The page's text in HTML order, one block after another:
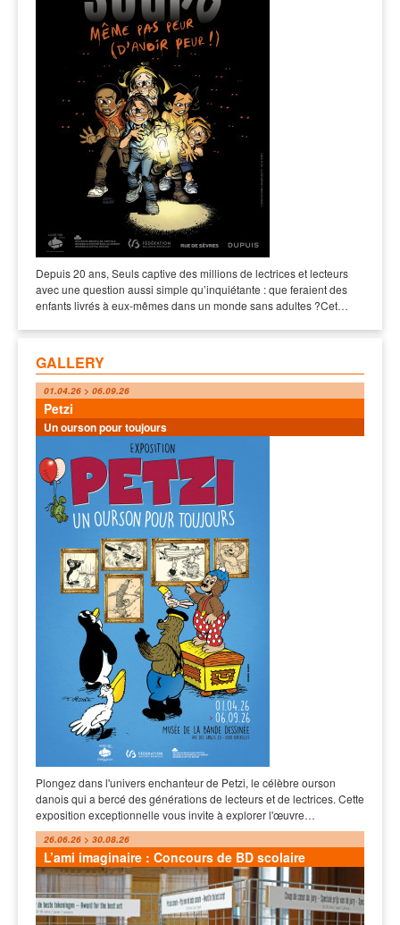
Depuis 20 ans, Seuls captive des millions de lectrices et lecteurs
avec une question aussi simple qu’inquiétante : que feraient des
enfants livrés à eux-mêmes dans un monde sans adultes ?Cet…
GALLERY
01.04.26 > 06.09.26
Petzi
Un ourson pour toujours
Plongez dans l'univers enchanteur de Petzi, le célèbre ourson
danois qui a bercé des générations de lecteurs et de lectrices. Cette
exposition exceptionnelle vous invite à explorer l'œuvre…
26.06.26 > 30.08.26
L’ami imaginaire : Concours de BD scolaire